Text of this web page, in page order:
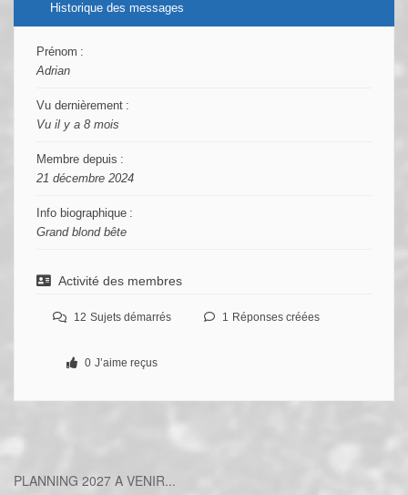
Historique des messages
Prénom :
Adrian
Vu dernièrement :
Vu il y a 8 mois
Membre depuis :
21 décembre 2024
Info biographique :
Grand blond bête
Activité des membres
12 Sujets démarrés 1 Réponses créées
0 J’aime reçus
PLANNING 2027 A VENIR...